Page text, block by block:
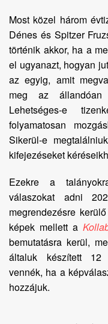
Most közel három
Dénes és Spitzer
történik akkor, ha a
el ugyanazt, hogyan
az egyig, amit
meg az állandóan
Lehetséges-e
folyamatosan
Sikerül-e
kifejezéseket
Ezekre a
válaszokat adni
megrendezésre
képek mellett a
bemutatásra kerül,
általuk készített 12
vennék, ha a
hozzájuk.